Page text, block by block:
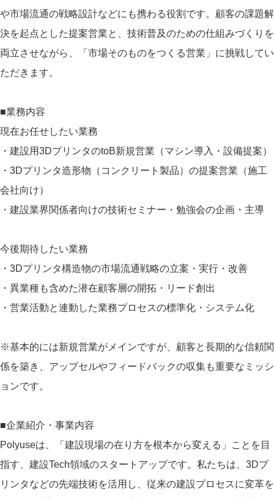
や市場流通の戦略設計などにも携わる役割です。顧客の課題解
決を起点とした提案営業と、技術普及のための仕組みづくりを
両立させながら、「市場そのものをつくる営業」に挑戦してい
ただきます。
■業務内容
現在お任せしたい業務
・建設用3DプリンタのtoB新規営業（マシン導入・設備提案）
・3Dプリンタ造形物（コンクリート製品）の提案営業（施工
会社向け）
・建設業界関係者向けの技術セミナー・勉強会の企画・主導
今後期待したい業務
・3Dプリンタ構造物の市場流通戦略の立案・実行・改善
・異業種も含めた潜在顧客層の開拓・リード創出
・営業活動と連動した業務プロセスの標準化・システム化
※基本的には新規営業がメインですが、顧客と長期的な信頼関
係を築き、アップセルやフィードバックの収集も重要なミッシ
ョンです。
■企業紹介・事業内容
Polyuseは、「建設現場の在り方を根本から変える」ことを目
指す、建設Tech領域のスタートアップです。私たちは、3Dプ
リンタなどの先端技術を活用し、従来の建設プロセスに変革を